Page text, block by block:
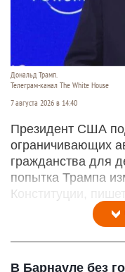
Дональд Трамп.
Телеграм-канал The White House
7 августа 2026 в 14:40
Президент США
ограничивающих
гражданства для
попытка Трампа
Конституции, пишет
В Барнауле без